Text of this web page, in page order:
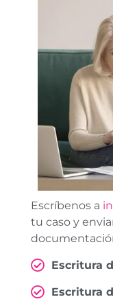
Escríbenos a
tu caso y
Escritura
Escritura